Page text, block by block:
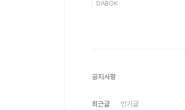
DABOK
공지사항
최근글 인기글